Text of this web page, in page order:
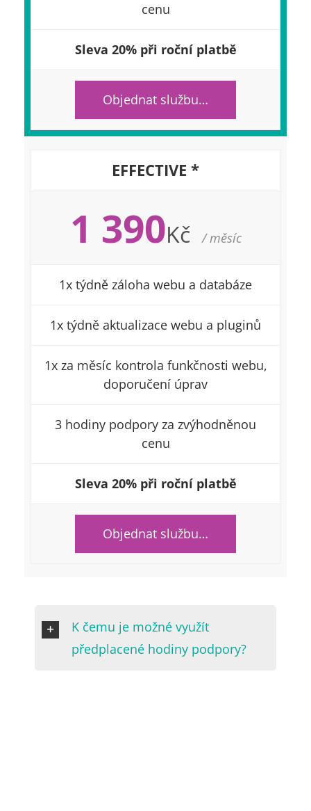
cenu
Sleva 20% při roční platbě
Objednat službu…
EFFECTIVE *
1 390Kč / měsíc
1x týdně záloha webu a databáze
1x týdně aktualizace webu a pluginů
1x za měsíc kontrola funkčnosti webu,
doporučení úprav
3 hodiny podpory za zvýhodněnou
cenu
Sleva 20% při roční platbě
Objednat službu…
K čemu je možné využít
předplacené hodiny podpory?